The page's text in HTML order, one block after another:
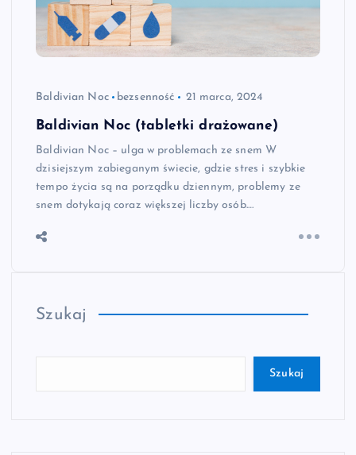
Baldivian Noc bezsenność 21 marca, 2024
Baldivian Noc (tabletki drażowane)
Baldivian Noc – ulga w problemach ze snem W
dzisiejszym zabieganym świecie, gdzie stres i szybkie
tempo życia są na porządku dziennym, problemy ze
snem dotykają coraz większej liczby osób.…
Szukaj
Szukaj